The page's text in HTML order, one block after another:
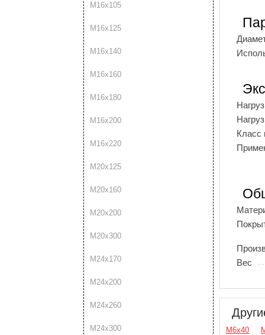
М16х105
М16х125
М16х140
М16х160
М16х180
М16х200
М16х220
М20х125
М20х160
М20х200
М20х300
М24х170
М24х200
М24х260
М24х300
Класс
Вес
М6х40